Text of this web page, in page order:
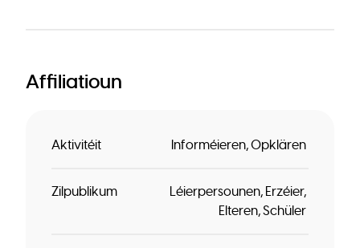
Affiliatioun
Aktivitéit Informéieren Opklären
Zilpublikum Léierpersounen Erzéier
Elteren Schüler